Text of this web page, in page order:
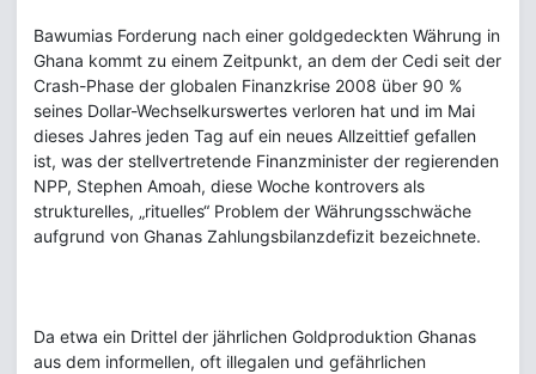
Bawumias Forderung nach einer goldgedeckten Währung in
Ghana kommt zu einem Zeitpunkt, an dem der Cedi seit der
Crash-Phase der globalen Finanzkrise 2008 über 90 %
seines Dollar-Wechselkurswertes verloren hat und im Mai
dieses Jahres jeden Tag auf ein neues Allzeittief gefallen
ist, was der stellvertretende Finanzminister der regierenden
NPP, Stephen Amoah, diese Woche kontrovers als
strukturelles, „rituelles“ Problem der Währungsschwäche
aufgrund von Ghanas Zahlungsbilanzdefizit bezeichnete.
Da etwa ein Drittel der jährlichen Goldproduktion Ghanas
aus dem informellen, oft illegalen und gefährlichen